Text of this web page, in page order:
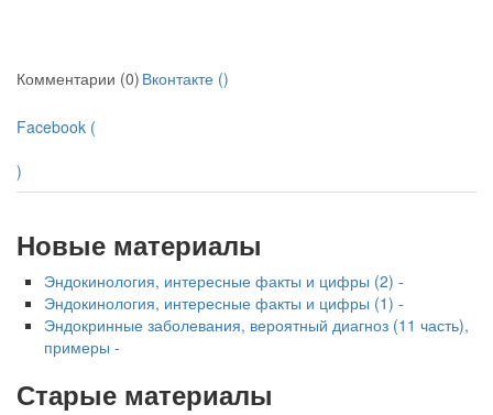
Комментарии (0) Вконтакте ()
Facebook (
)
Новые материалы
Эндокинология, интересные факты и цифры (2) -
Эндокинология, интересные факты и цифры (1) -
Эндокринные заболевания, вероятный диагноз (11 часть),
примеры -
Старые материалы